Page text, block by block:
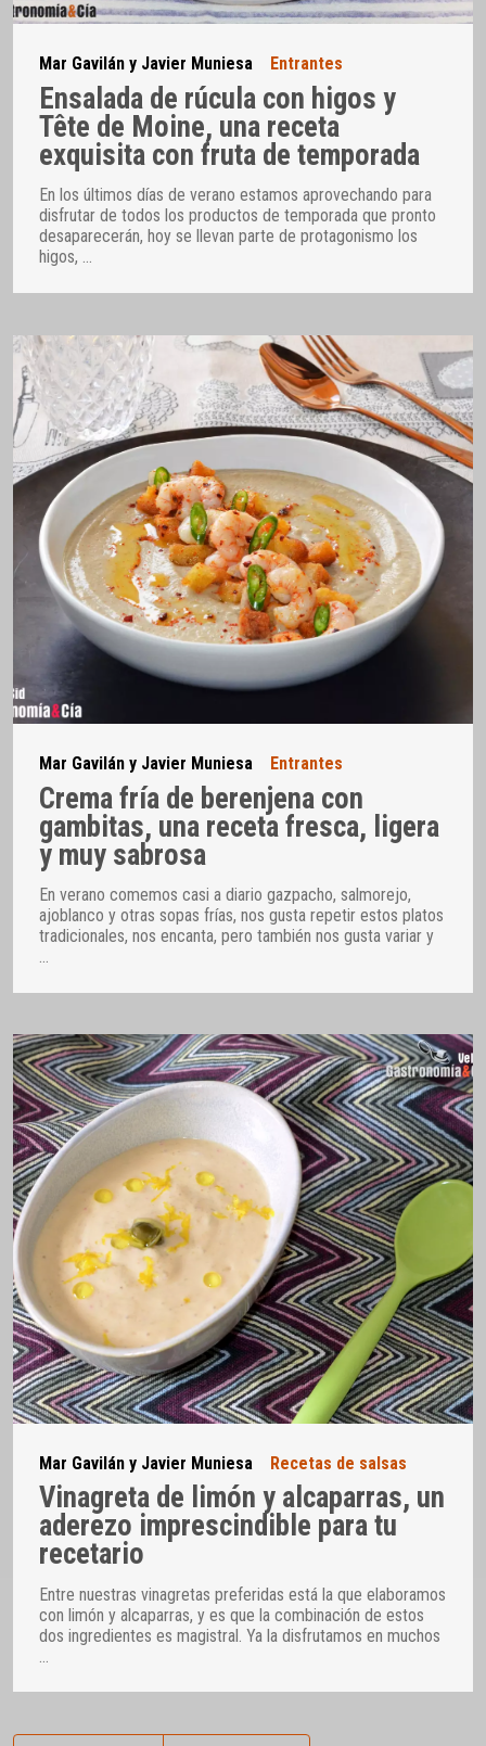
Mar Gavilán y Javier Muniesa Entrantes
Ensalada de rúcula con higos y
Tête de Moine, una receta
exquisita con fruta de temporada
En los últimos días de verano estamos aprovechando para
disfrutar de todos los productos de temporada que pronto
desaparecerán, hoy se llevan parte de protagonismo los
higos, …
Mar Gavilán y Javier Muniesa Entrantes
Crema fría de berenjena con
gambitas, una receta fresca, ligera
y muy sabrosa
En verano comemos casi a diario gazpacho, salmorejo,
ajoblanco y otras sopas frías, nos gusta repetir estos platos
tradicionales, nos encanta, pero también nos gusta variar y
…
Mar Gavilán y Javier Muniesa Recetas de salsas
Vinagreta de limón y alcaparras, un
aderezo imprescindible para tu
recetario
Entre nuestras vinagretas preferidas está la que elaboramos
con limón y alcaparras, y es que la combinación de estos
dos ingredientes es magistral. Ya la disfrutamos en muchos